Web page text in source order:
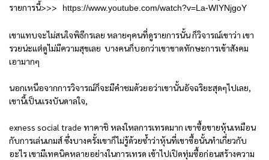
รายการนี้>>> https://www.youtube.com/watch?v=La-WIYNjgoY
เขาแทบจะไม่สนใจพิธีกรเลย หลายๆคนที่ดูรายการนั้น ก็วิจารณ์เขาว่า เขา
รวยน่ะแต่ดูไม่มีความสุขเลย บางคนก็บอกว่าเขาขาดทักษะการเข้าสังคม
เอามากๆ
นอกเหนือจากการวิจารณ์ก็จะมีคำชมด้วยอว่าเขานั้นอัจฉริยะสุดๆไปเลย,
เขานี้เป็นแรงบันดาลใจ,
exness social trade ทาคาชิ หลงใหลการเทรดมาก เขาซื้อขายหุ้นเหมือน
กับการเล่นเกมส์ ซึ่งบางครั้งเขาก็ไม่รู้ด้วยซ้ำว่าหุ้นที่เขาซื้อนั้นทำเกี่ยวกับ
อะไร เขามีเทคนิคหลายอย่างในการเทรด เข้าไปเปิดทุ่มซื้อก่อนสร้างความ